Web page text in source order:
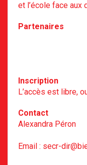
et l’école face aux
Partenaires
Inscription
L’accès est libre,
Contact
Alexandra Péron
Email : secr-